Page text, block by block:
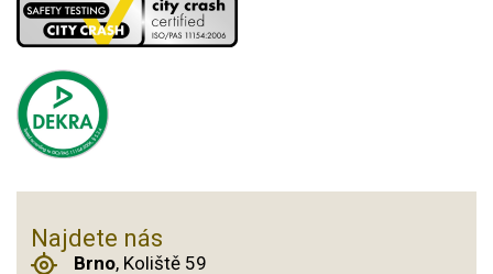
Najdete nás
Brno, Koliště 59